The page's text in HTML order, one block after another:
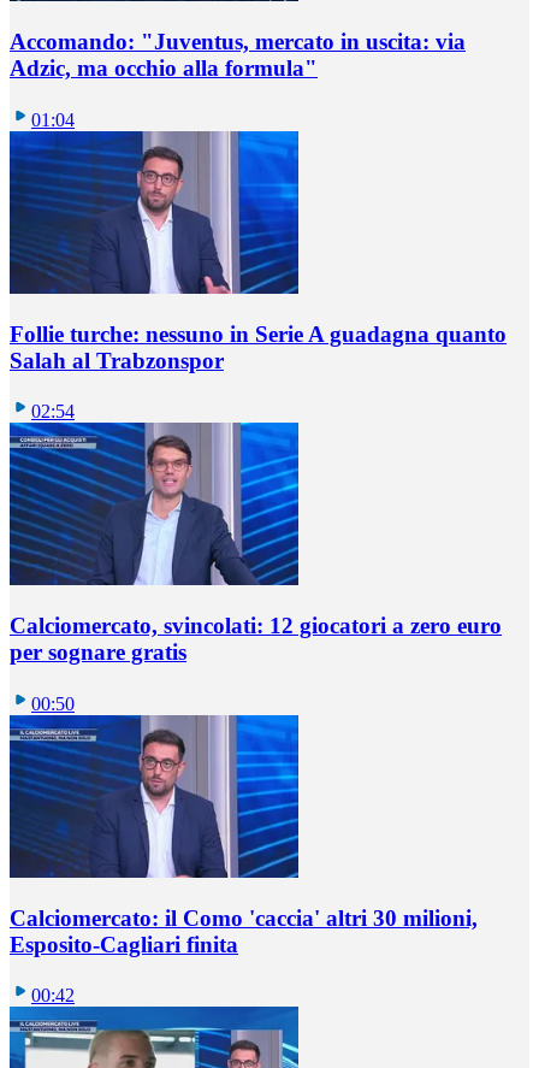
Accomando: "Juventus, mercato in uscita: via
Adzic, ma occhio alla formula"
01:04
Follie turche: nessuno in Serie A guadagna quanto
Salah al Trabzonspor
02:54
Calciomercato, svincolati: 12 giocatori a zero euro
per sognare gratis
00:50
Calciomercato: il Como 'caccia' altri 30 milioni,
Esposito-Cagliari finita
00:42